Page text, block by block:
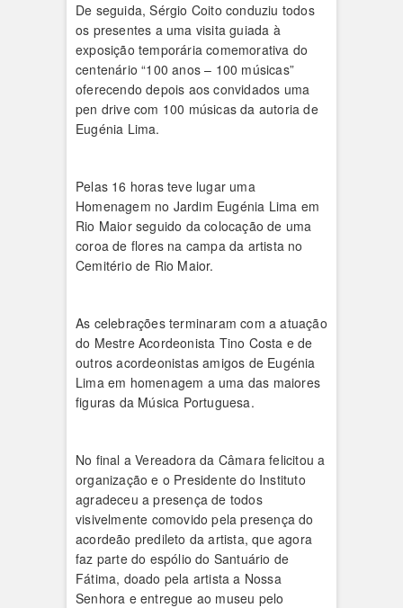
De seguida, Sérgio Coito conduziu todos
os presentes a uma visita guiada à
exposição temporária comemorativa do
centenário “100 anos – 100 músicas”
oferecendo depois aos convidados uma
pen drive com 100 músicas da autoria de
Eugénia Lima.
Pelas 16 horas teve lugar uma
Homenagem no Jardim Eugénia Lima em
Rio Maior seguido da colocação de uma
coroa de flores na campa da artista no
Cemitério de Rio Maior.
As celebrações terminaram com a atuação
do Mestre Acordeonista Tino Costa e de
outros acordeonistas amigos de Eugénia
Lima em homenagem a uma das maiores
figuras da Música Portuguesa.
No final a Vereadora da Câmara felicitou a
organização e o Presidente do Instituto
agradeceu a presença de todos
visivelmente comovido pela presença do
acordeão predileto da artista, que agora
faz parte do espólio do Santuário de
Fátima, doado pela artista a Nossa
Senhora e entregue ao museu pelo